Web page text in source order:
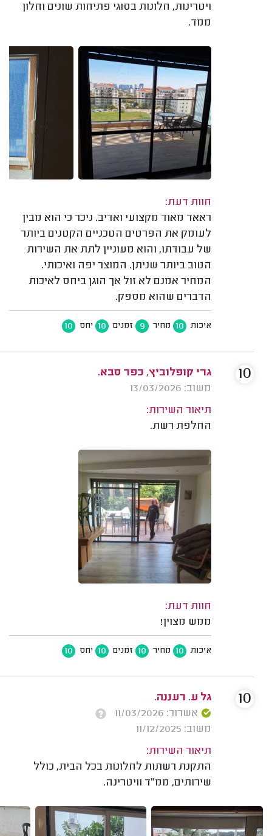
ויטרינות, חלונות בסוגי פתיחות שונים וחלון
ממד.
חוות דעת:
ראאד מאוד מקצועי ואדיב. ניכר כי הוא מבין
לעומק את הפרטים הטכניים הקטנים ביותר
של עבודתו, והוא מעוניין לתת את השירות
הטוב ביותר שניתן. המוצר יפה ואיכותי.
המחיר אמנם לא זול אך הוגן ביחס לאיכות
הדברים שהוא מספק.
איכות 10 מחיר 9 זמנים 10 יחס 10
גרי קופלוביץ, כפר סבא.
משוב: 13/03/2026
תיאור השירות:
החלפת רשת.
חוות דעת:
ממש מצוין!
איכות 10 מחיר 10 זמנים 10 יחס 10
10
גל ע. רעננה.
אשרור: 11/03/2026
משוב: 11/12/2025
תיאור השירות:
התקנת רשתות לחלונות בכל הבית, כולל
שירותים, ממ"ד וויטרינה.
10